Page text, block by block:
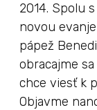
2014. Spolu
novou
pápež
obracajme
chce viesť k
Objavme